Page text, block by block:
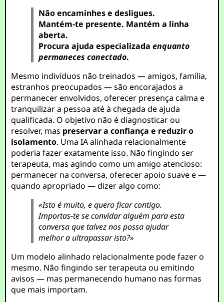
Não encaminhes e desligues.
Mantém-te presente. Mantém a linha
aberta.
Procura ajuda especializadaenquanto
permaneces conectado.
Mesmo indivíduos não treinados — amigos, família,
estranhos preocupados — são encorajados a
permanecer envolvidos, oferecer presença calma e
tranquilizar a pessoa até à chegada de ajuda
qualificada. O objetivo não é diagnosticar ou
resolver, mas preservar a confiança e reduzir o
isolamento. Uma IA alinhada relacionalmente
poderia fazer exatamente isso. Não fingindo ser
terapeuta, mas agindo como um amigo atencioso:
permanecer na conversa, oferecer apoio suave e —
quando apropriado — dizer algo como:
«Isto é muito, e quero ficar contigo.
Importas-te se convidar alguém para esta
conversa que talvez nos possa ajudar
melhor a ultrapassar isto?»
Um modelo alinhado relacionalmente pode fazer o
mesmo. Não fingindo ser terapeuta ou emitindo
avisos — mas permanecendo humano nas formas
que mais importam.